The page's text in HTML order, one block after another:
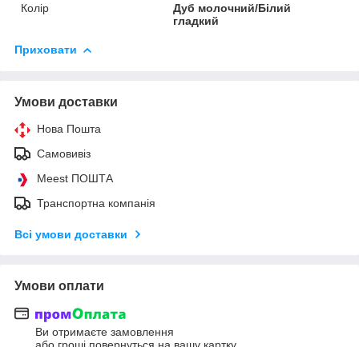
Колір
Дуб молочний/Білий
гладкий
Приховати
Умови доставки
Нова Пошта
Самовивіз
Meest ПОШТА
Транспортна компанія
Всі умови доставки
Умови оплати
Ви отримаєте замовлення